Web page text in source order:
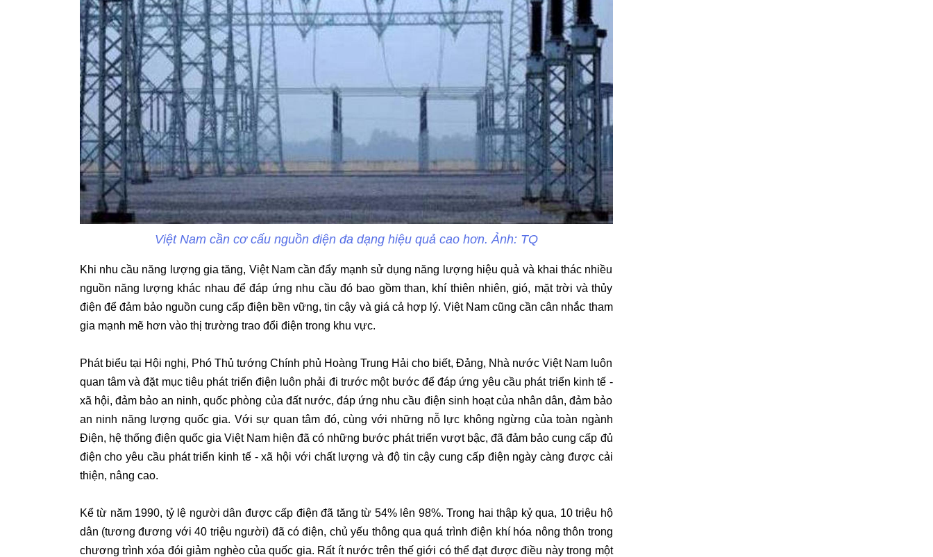
Việt Nam cần cơ cấu nguồn điện đa dạng hiệu quả cao hơn. Ảnh: TQ
Khi nhu cầu năng lượng gia tăng, Việt Nam cần đẩy mạnh sử dụng năng lượng hiệu quả và khai thác nhiều
nguồn năng lượng khác nhau để đáp ứng nhu cầu đó bao gồm than, khí thiên nhiên, gió, mặt trời và thủy
điện để đảm bảo nguồn cung cấp điện bền vững, tin cậy và giá cả hợp lý. Việt Nam cũng cần cân nhắc tham
gia mạnh mẽ hơn vào thị trường trao đổi điện trong khu vực.
Phát biểu tại Hội nghị, Phó Thủ tướng Chính phủ Hoàng Trung Hải cho biết, Đảng, Nhà nước Việt Nam luôn
quan tâm và đặt mục tiêu phát triển điện luôn phải đi trước một bước để đáp ứng yêu cầu phát triển kinh tế -
xã hội, đảm bảo an ninh, quốc phòng của đất nước, đáp ứng nhu cầu điện sinh hoạt của nhân dân, đảm bảo
an ninh năng lượng quốc gia. Với sự quan tâm đó, cùng với những nỗ lực không ngừng của toàn ngành
Điện, hệ thống điện quốc gia Việt Nam hiện đã có những bước phát triển vượt bậc, đã đảm bảo cung cấp đủ
điện cho yêu cầu phát triển kinh tế - xã hội với chất lượng và độ tin cậy cung cấp điện ngày càng được cải
thiện, nâng cao.
Kể từ năm 1990, tỷ lệ người dân được cấp điện đã tăng từ 54% lên 98%. Trong hai thập kỷ qua, 10 triệu hộ
dân (tương đương với 40 triệu người) đã có điện, chủ yếu thông qua quá trình điện khí hóa nông thôn trong
chương trình xóa đói giảm nghèo của quốc gia. Rất ít nước trên thế giới có thể đạt được điều này trong một